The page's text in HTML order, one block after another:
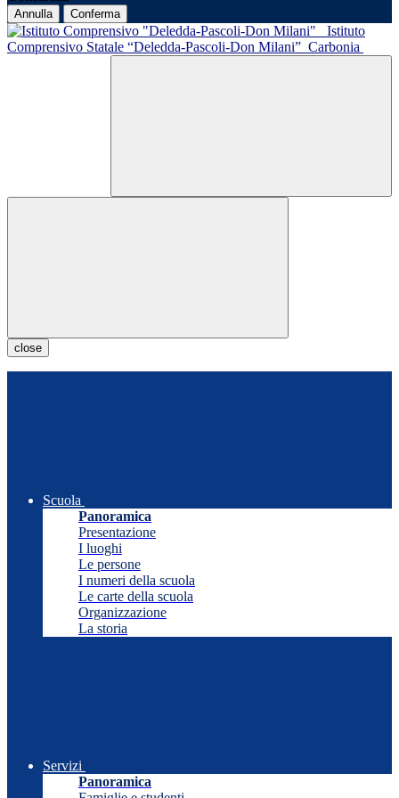
Annulla Conferma
Istituto
Comprensivo Statale “Deledda-Pascoli-Don Milani” Carbonia
close
Scuola
Panoramica
Presentazione
I luoghi
Le persone
I numeri della scuola
Le carte della scuola
Organizzazione
La storia
Servizi
Panoramica